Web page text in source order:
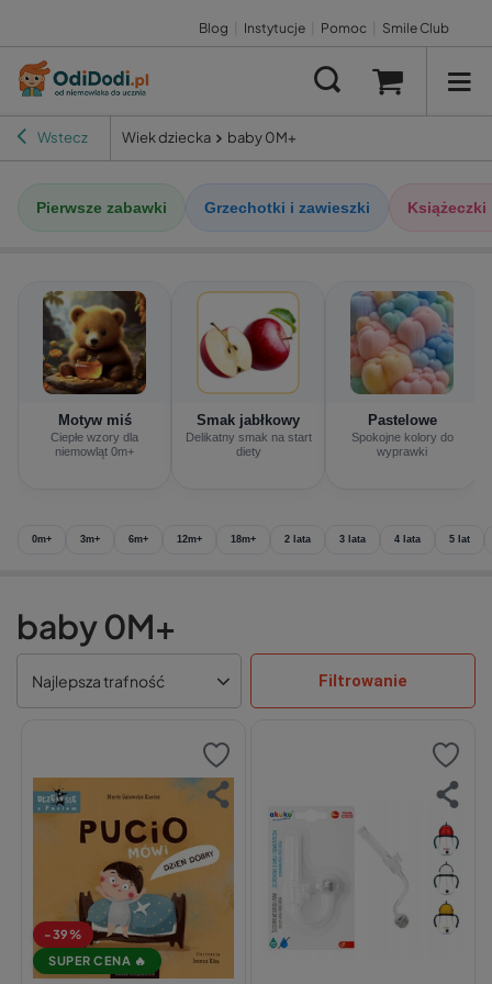
Blog Instytucje Pomoc Smile Club
Wstecz Wiek dziecka baby 0M+
Pierwsze zabawki Grzechotki i zawieszki
Motyw miś
Ciepłe wzory dla
niemowląt 0m+
Smak jabłkowy
Delikatny smak na start
diety
Pastelowe
Spokojne kolory do
wyprawki
0m+ 3m+ 6m+ 12m+ 18m+ 2 lata 3 lata 4 lata 5 lat
baby 0M+
Najlepsza trafność Filtrowanie
-39%
SUPER CENA 🔥